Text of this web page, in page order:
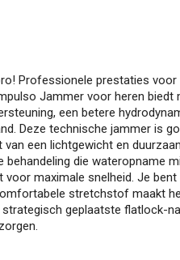
Professionele prestaties
Jammer voor heren
een betere
Deze technische jammer is
van een lichtgewicht en
behandeling die wateropname
voor maximale snelheid. Je
stretchstof maakt
strategisch geplaatste flatlock-